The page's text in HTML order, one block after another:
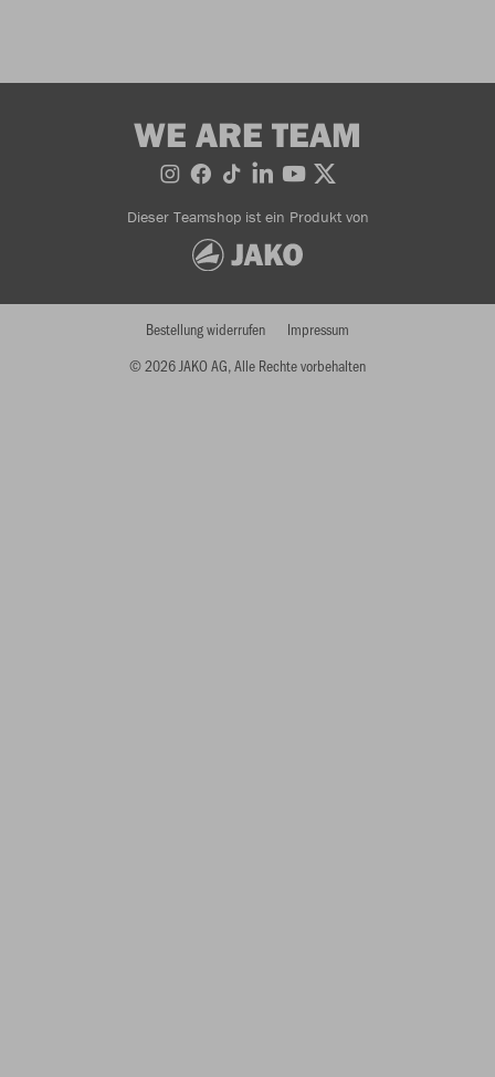
WE ARE TEAM
Dieser Teamshop ist ein Produkt von
© 2026 JAKO AG, Alle Rechte vorbehalten
Bestellung widerrufen Impressum